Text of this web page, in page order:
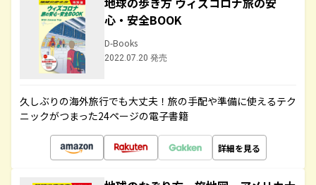
心・安全BOOK
D-Books
2022.07.20 発売
久しぶりの海外旅行でも大丈夫！旅の手配や準備に使えるテク
ニックがつまった24ページの電子書籍
詳細を見る